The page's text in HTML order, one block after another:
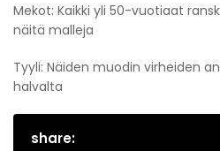
Mekot: Kaikki yli 50-vuotiaat
näitä malleja
Tyyli: Näiden muodin virheiden
halvalta
share: